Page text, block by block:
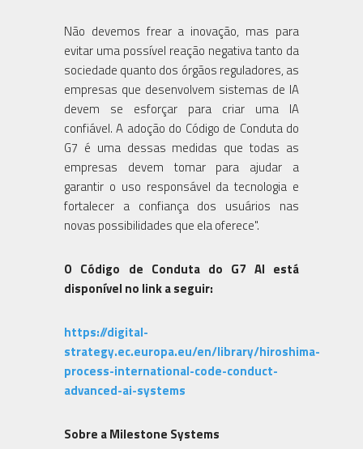
Não devemos frear a inovação, mas para
evitar uma possível reação negativa tanto da
sociedade quanto dos órgãos reguladores, as
empresas que desenvolvem sistemas de IA
devem se esforçar para criar uma IA
confiável. A adoção do Código de Conduta do
G7 é uma dessas medidas que todas as
empresas devem tomar para ajudar a
garantir o uso responsável da tecnologia e
fortalecer a confiança dos usuários nas
novas possibilidades que ela oferece".
O Código de Conduta do G7 AI está
disponível no link a seguir:
https://digital-
strategy.ec.europa.eu/en/library/hiroshima-
process-international-code-conduct-
advanced-ai-systems
Sobre a Milestone Systems